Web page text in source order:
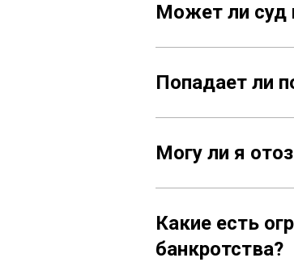
Может ли суд
Попадает ли
Могу ли я
Какие есть
банкротства?